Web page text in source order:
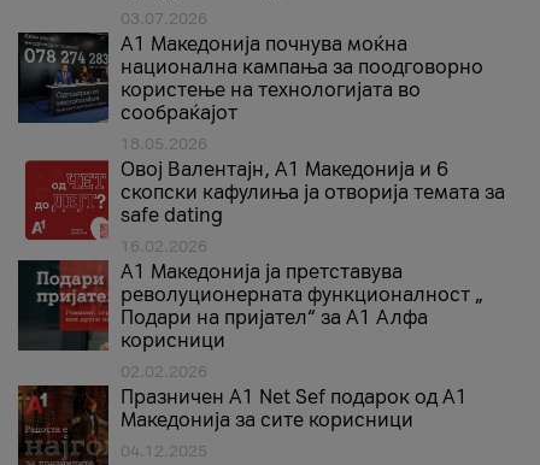
03.07.2026
A1 Македонија почнува моќна
национална кампања за поодговорно
користење на технологијата во
сообраќајот
18.05.2026
Овој Валентајн, A1 Македонија и 6
скопски кафулиња ја отворија темата за
safe dating
16.02.2026
А1 Македонија ја претставува
револуционерната функционалност „
Подари на пријател“ за А1 Алфа
корисници
02.02.2026
Празничен A1 Net Sеf подарок од А1
Македонија за сите корисници
04.12.2025